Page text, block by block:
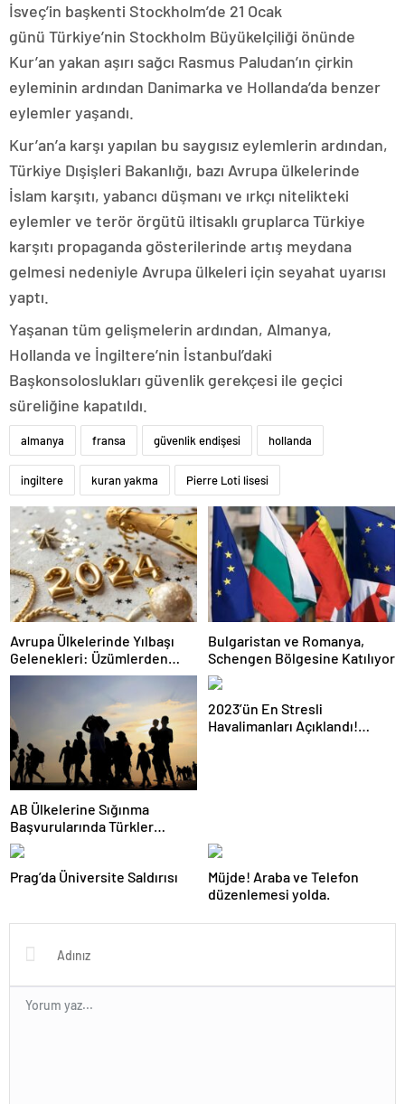
İsveç’in başkenti Stockholm’de 21 Ocak
günü Türkiye’nin Stockholm Büyükelçiliği önünde
Kur’an yakan aşırı sağcı Rasmus Paludan’ın çirkin
eyleminin ardından Danimarka ve Hollanda’da benzer
eylemler yaşandı.
Kur’an’a karşı yapılan bu saygısız eylemlerin ardından,
Türkiye Dışişleri Bakanlığı, bazı Avrupa ülkelerinde
İslam karşıtı, yabancı düşmanı ve ırkçı nitelikteki
eylemler ve terör örgütü iltisaklı gruplarca Türkiye
karşıtı propaganda gösterilerinde artış meydana
gelmesi nedeniyle Avrupa ülkeleri için seyahat uyarısı
yaptı.
Yaşanan tüm gelişmelerin ardından, Almanya,
Hollanda ve İngiltere’nin İstanbul’daki
Başkonsoloslukları güvenlik gerekçesi ile geçici
süreliğine kapatıldı.
almanya fransa güvenlik endişesi hollanda
ingiltere kuran yakma Pierre Loti lisesi
Avrupa Ülkelerinde Yılbaşı
Gelenekleri: Üzümlerden
Ayakkabı Atmaya
Bulgaristan ve Romanya,
Schengen Bölgesine Katılıyor
AB Ülkelerine Sığınma
Başvurularında Türkler
Kaçıncı Sırada?
2023’ün En Stresli
Havalimanları Açıklandı!
Prag’da Üniversite Saldırısı
Müjde! Araba ve Telefon
düzenlemesi yolda.